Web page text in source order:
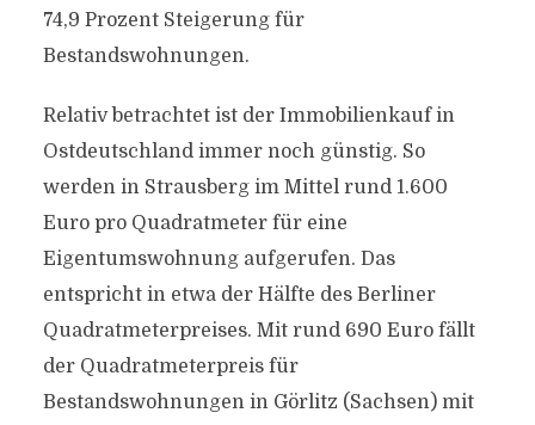
74,9 Prozent Steigerung für
Bestandswohnungen.
Relativ betrachtet ist der Immobilienkauf in
Ostdeutschland immer noch günstig. So
werden in Strausberg im Mittel rund 1.600
Euro pro Quadratmeter für eine
Eigentumswohnung aufgerufen. Das
entspricht in etwa der Hälfte des Berliner
Quadratmeterpreises. Mit rund 690 Euro fällt
der Quadratmeterpreis für
Bestandswohnungen in Görlitz (Sachsen) mit